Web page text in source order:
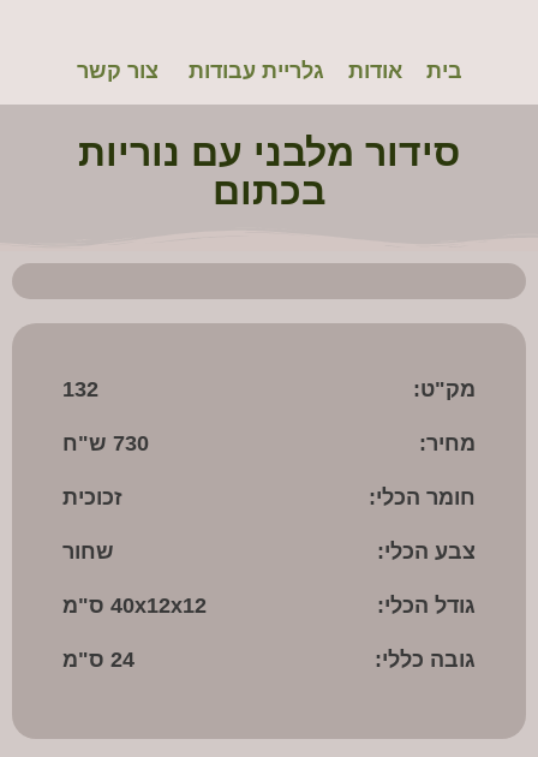
–
בית אודות גלריית עבודות צור קשר
סידור מלבני עם נוריות
בכתום
מק"ט: 132
מחיר: 730 ש"ח
חומר הכלי: זכוכית
צבע הכלי: שחור
גודל הכלי: 40x12x12 ס"מ
גובה כללי: 24 ס"מ